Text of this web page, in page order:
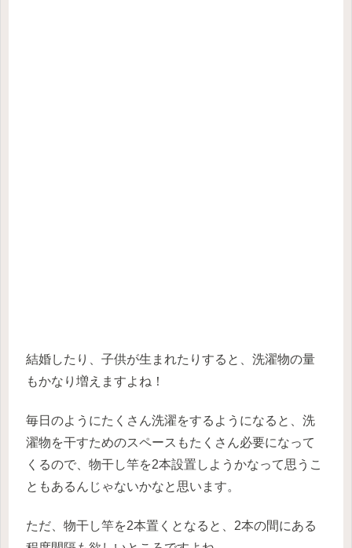
結婚したり、子供が生まれたりすると、洗濯物の量
もかなり増えますよね！
毎日のようにたくさん洗濯をするようになると、洗
濯物を干すためのスペースもたくさん必要になって
くるので、物干し竿を2本設置しようかなって思うこ
ともあるんじゃないかなと思います。
ただ、物干し竿を2本置くとなると、2本の間にある